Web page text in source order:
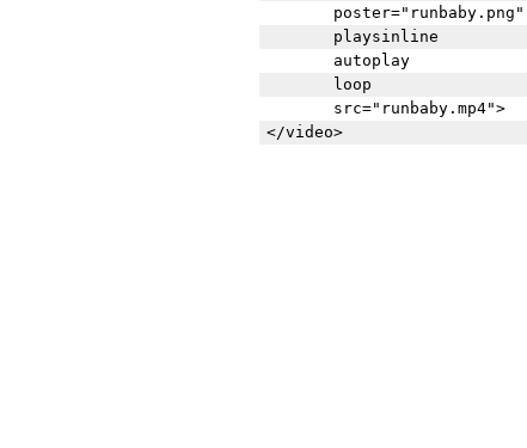
       poster="runbaby.png"
       playsinline
       autoplay
       loop
       src="runbaby.mp4">